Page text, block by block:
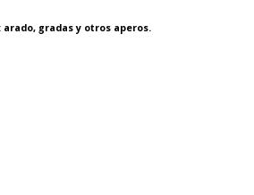
gradas y otros aperos.